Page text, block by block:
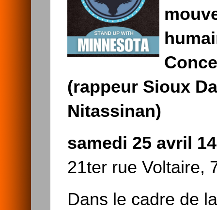
(rappeur Sioux
Nitassinan)
samedi 25 avril
21ter rue Voltaire,
Dans le cadre de